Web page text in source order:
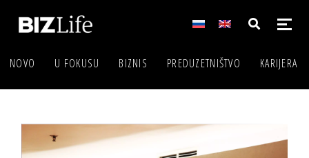
NOVO U FOKUSU BIZNIS PREDUZETNIŠTVO KARIJERA